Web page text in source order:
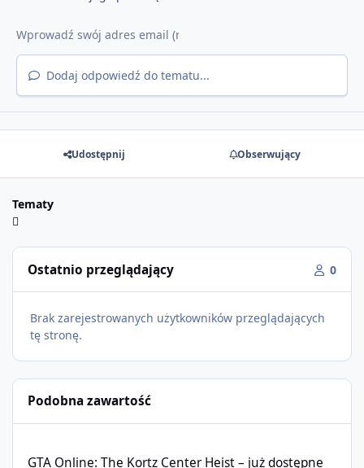
Dodaj odpowiedź do tematu...
Udostępnij Obserwujący
Tematy
Ostatnio przeglądający 0
Brak zarejestrowanych użytkowników przeglądających
tę stronę.
Podobna zawartość
GTA Online: The Kortz Center Heist – już dostępne